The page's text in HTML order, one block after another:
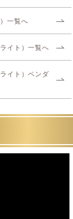
一覧へ
イト）一覧へ
イト）ペンダ